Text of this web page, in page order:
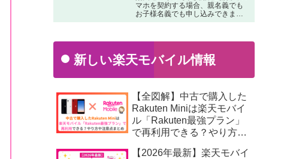
マホを契約する場合、親名義でも
お子様名義でも申し込みできます
が、『学割キャンペーン』が適用
新しい楽天モバイル情報
【全図解】中古で購入した
Rakuten Miniは楽天モバイ
ル「Rakuten最強プラン」
で再利用できる？やり方や
【2026年最新】楽天モバイ